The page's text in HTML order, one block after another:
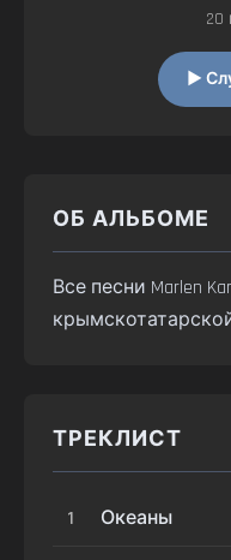
20
▶
ОБ АЛЬБОМЕ
Все песни Marlen
ТРЕКЛИСТ
1 Океаны